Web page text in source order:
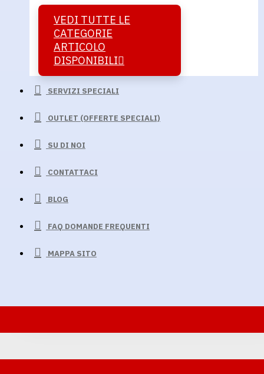
VEDI TUTTE LE
CATEGORIE
ARTICOLO
DISPONIBILI
SERVIZI SPECIALI
OUTLET (OFFERTE SPECIALI)
SU DI NOI
CONTATTACI
BLOG
FAQ DOMANDE FREQUENTI
MAPPA SITO